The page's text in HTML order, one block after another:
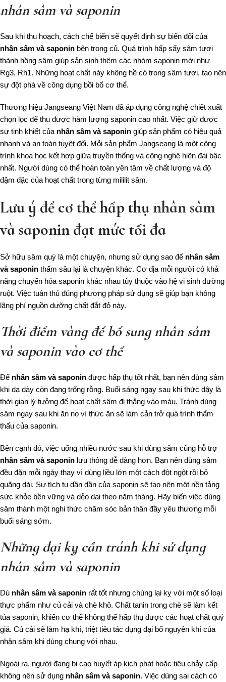
nhân sâm và saponin
Sau khi thu hoạch, cách chế biến sẽ quyết định sự biến đổi của
nhân sâm và saponin bên trong củ. Quá trình hấp sấy sâm tươi
thành hồng sâm giúp sản sinh thêm các nhóm saponin mới như
Rg3, Rh1. Những hoạt chất này không hề có trong sâm tươi, tạo nên
sự đột phá về công dụng bồi bổ cơ thể.
Thương hiệu Jangseang Việt Nam đã áp dụng công nghệ chiết xuất
chọn lọc để thu được hàm lượng saponin cao nhất. Việc giữ được
sự tinh khiết của nhân sâm và saponin giúp sản phẩm có hiệu quả
nhanh và an toàn tuyệt đối. Mỗi sản phẩm Jangseang là một công
trình khoa học kết hợp giữa truyền thống và công nghệ hiện đại bậc
nhất. Người dùng có thể hoàn toàn yên tâm về chất lượng và độ
đậm đặc của hoạt chất trong từng mililit sâm.
Lưu ý để cơ thể hấp thụnhân sâm
và saponin đạt mức tối đa
Sở hữu sâm quý là một chuyện, nhưng sử dụng sao để nhân sâm
và saponin thấm sâu lại là chuyện khác. Cơ địa mỗi người có khả
năng chuyển hóa saponin khác nhau tùy thuộc vào hệ vi sinh đường
ruột. Việc tuân thủ đúng phương pháp sử dụng sẽ giúp bạn không
lãng phí nguồn dưỡng chất đắt đỏ này.
Thời điểm vàng để bổ sung nhân sâm
và saponin vào cơ thể
Để nhân sâm và saponin được hấp thụ tốt nhất, bạn nên dùng sâm
khi dạ dày còn đang trống rỗng. Buổi sáng ngay sau khi thức dậy là
thời gian lý tưởng để hoạt chất sâm đi thẳng vào máu. Tránh dùng
sâm ngay sau khi ăn no vì thức ăn sẽ làm cản trở quá trình thẩm
thấu của saponin.
Bên cạnh đó, việc uống nhiều nước sau khi dùng sâm cũng hỗ trợ
nhân sâm và saponin lưu thông dễ dàng hơn. Bạn nên dùng sâm
đều đặn mỗi ngày thay vì dùng liều lớn một cách đột ngột rồi bỏ
quãng dài. Sự tích tụ dần dần của saponin sẽ tạo nên một nền tảng
sức khỏe bền vững và dẻo dai theo năm tháng. Hãy biến việc dùng
sâm thành một nghi thức chăm sóc bản thân đầy yêu thương mỗi
buổi sáng sớm.
Những đại kỵ cần tránh khi sử dụng
nhân sâm và saponin
Dù nhân sâm và saponin rất tốt nhưng chúng lại kỵ với một số loại
thực phẩm như củ cải và chè khô. Chất tanin trong chè sẽ làm kết
tủa saponin, khiến cơ thể không thể hấp thụ được các hoạt chất quý
giá. Củ cải sẽ làm hạ khí, triệt tiêu tác dụng đại bổ nguyên khí của
nhân sâm khi dùng chung với nhau.
Ngoài ra, người đang bị cao huyết áp kịch phát hoặc tiêu chảy cấp
không nên sử dụng nhân sâm và saponin. Việc dùng sai cách có